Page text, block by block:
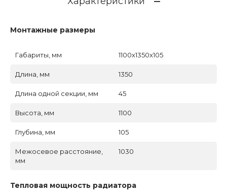
Монтажные размеры
Габариты, мм 1100x1350x105
Длина, мм 1350
Длина одной секции, мм 45
Высота, мм 1100
Глубина, мм 105
Межосевое расстояние,
мм
1030
Тепловая мощность радиатора